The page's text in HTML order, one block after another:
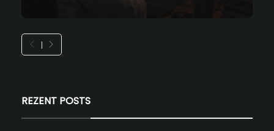
REZENT POSTS